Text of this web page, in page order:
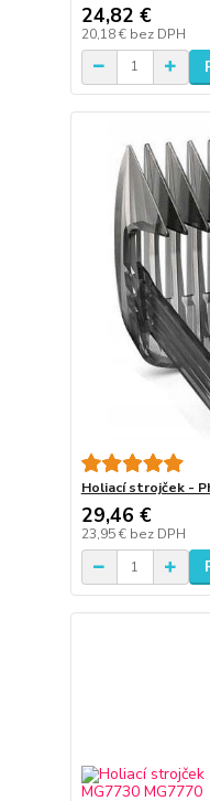
24,82 €
20,18 € bez DPH
Holiací strojček -
29,46 €
23,95 € bez DPH